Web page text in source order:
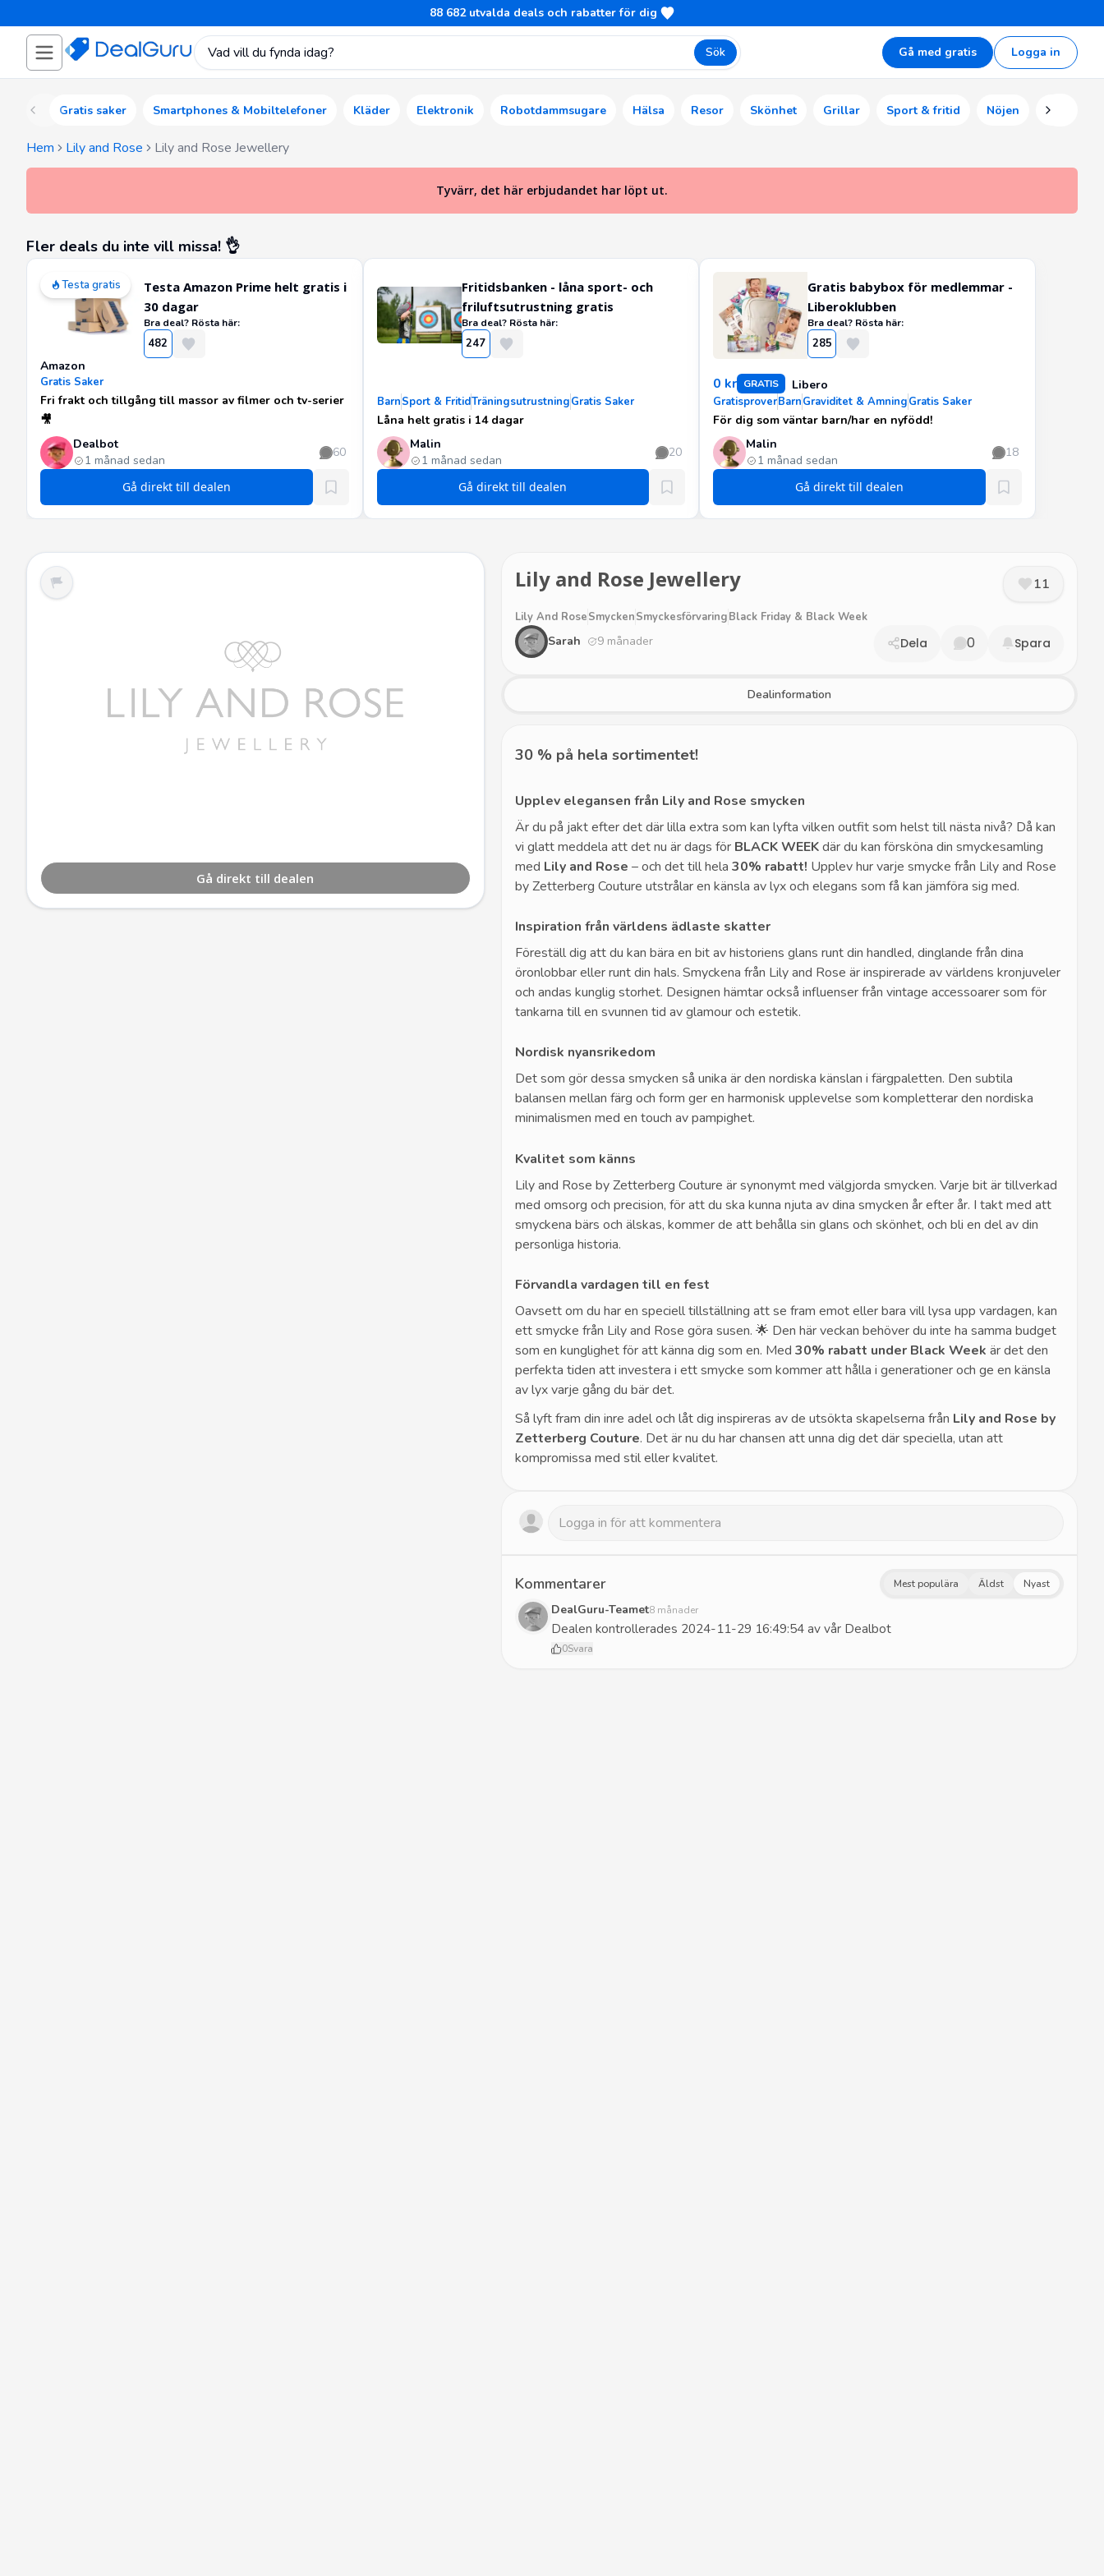
88 682 utvalda deals och rabatter för dig
Sök Gå med gratis Logga in
Gratis saker Smartphones & Mobiltelefoner Kläder Elektronik Robotdammsugare Hälsa Resor Skönhet Grillar Sport & fritid Nöjen Ekonomi
Hem Lily and Rose Lily and Rose Jewellery
Tyvärr, det här erbjudandet har löpt ut.
Fler deals du inte vill missa! 👌
Testa gratis
Testa Amazon Prime helt gratis i
30 dagar
Bra deal? Rösta här:
482
Amazon
Dealbot
1 månad sedan
60
Fri frakt och tillgång till massor av filmer och tv-serier
🎥
Gratis Saker
Gå direkt till dealen
Fritidsbanken - låna sport- och
friluftsutrustning gratis
Bra deal? Rösta här:
247
Malin
1 månad sedan
20
Låna helt gratis i 14 dagar
BarnSport & FritidTräningsutrustningGratis Saker
Gå direkt till dealen
Gratis babybox för medlemmar -
Liberoklubben
Bra deal? Rösta här:
285
0 kr GRATIS Libero
Malin
1 månad sedan
18
För dig som väntar barn/har en nyfödd!
GratisproverBarnGraviditet & AmningGratis Saker
Gå direkt till dealen
Gå direkt till dealen
Lily and Rose Jewellery 11
Lily And RoseSmyckenSmyckesförvaringBlack Friday & Black Week
Sarah 9 månader Dela 0 Spara
Dealinformation
30 % på hela sortimentet!
Upplev elegansen från Lily and Rose smycken
Är du på jakt efter det där lilla extra som kan lyfta vilken outfit som helst till nästa nivå? Då kan
vi glatt meddela att det nu är dags för BLACK WEEKdär du kan försköna din smyckesamling
med Lily and Rose – och det till hela 30% rabatt! Upplev hur varje smycke från Lily and Rose
by Zetterberg Couture utstrålar en känsla av lyx och elegans som få kan jämföra sig med.
Inspiration från världens ädlaste skatter
Föreställ dig att du kan bära en bit av historiens glans runt din handled, dinglande från dina
öronlobbar eller runt din hals. Smyckena från Lily and Rose ärinspirerade av världens kronjuveler
och andas kunglig storhet. Designen hämtar också influenser från vintage accessoarersom för
tankarna till en svunnen tid av glamour och estetik.
Nordisk nyansrikedom
Det som gör dessa smycken så unika är den nordiska känslan i färgpaletten. Den subtila
balansen mellan färg och form ger en harmonisk upplevelse som kompletterar den nordiska
minimalismen med en touch av pampighet.
Kvalitet som känns
Lily and Rose by Zetterberg Couture är synonymt med välgjorda smycken. Varje bit är tillverkad
med omsorg och precision, för att du ska kunna njuta av dina smycken år efter år. I takt med att
smyckena bärs och älskas, kommer de att behålla sin glans och skönhet, och bli en del av din
personliga historia.
Förvandla vardagen till en fest
Oavsett om du har en speciell tillställning att se fram emot eller bara vill lysa upp vardagen, kan
ett smycke från Lily and Rose göra susen. 🌟 Den här veckan behöver du inte ha samma budget
som en kunglighet för att känna dig som en. Med 30% rabatt under Black Week är det den
perfekta tiden att investera i ett smycke som kommer att hålla i generationer och ge en känsla
av lyx varje gång du bär det.
Så lyft fram din inre adel och låt dig inspireras av de utsökta skapelserna från Lily and Rose by
Zetterberg Couture. Det är nu du har chansen att unna dig det där speciella, utan att
kompromissa med stil eller kvalitet.
Kommentarer Mest populära Äldst Nyast
DealGuru-Teamet8 månader
Dealen kontrollerades 2024-11-29 16:49:54 av vår Dealbot
0Svara